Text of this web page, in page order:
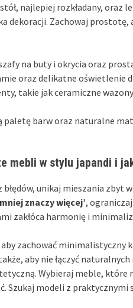
najlepiej rozkładany, oraz
dekoracji. Zachowaj
na buty i okrycia oraz
oraz delikatne oświetlenie
takie jak ceramiczne
paletę barw oraz naturalne
mebli w stylu japandi i
błędów, unikaj mieszania zbyt
znaczy więcej’,
zakłóca harmonię i
zachować minimalistyczny
aby nie łączyć
Wybieraj meble,
Szukaj modeli z